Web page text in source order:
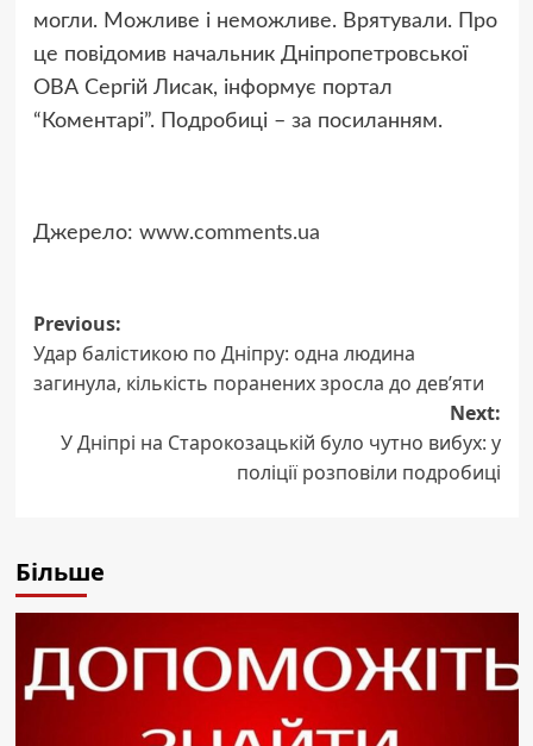
могли. Можливе і неможливе. Врятували. Про
це повідомив начальник Дніпропетровської
ОВА Сергій Лисак, інформує портал
“Коментарі”. Подробиці – за посиланням.
Джерело: www.comments.ua
Post
navigation
Previous:
Удар балістикою по Дніпру: одна людина
загинула, кількість поранених зросла до дев’яти
Next:
У Дніпрі на Старокозацькій було чутно вибух: у
поліції розповіли подробиці
Більше